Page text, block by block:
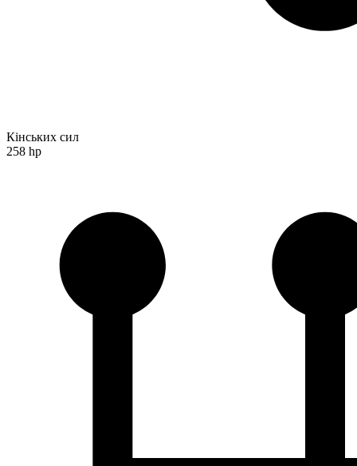
Кінських сил
258 hp